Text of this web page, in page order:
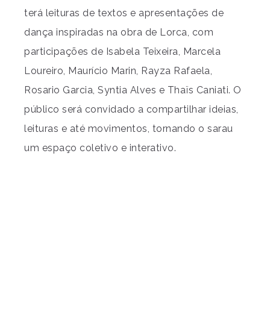
terá leituras de textos e apresentações de
dança inspiradas na obra de Lorca, com
participações de Isabela Teixeira, Marcela
Loureiro, Maurício Marin, Rayza Rafaela,
Rosario Garcia, Syntia Alves e Thaïs Caniati. O
público será convidado a compartilhar ideias,
leituras e até movimentos, tornando o sarau
um espaço coletivo e interativo.